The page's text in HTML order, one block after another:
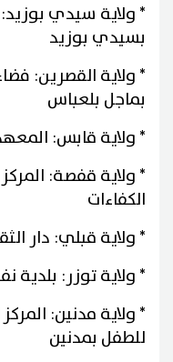
* ولاية سيدي بوزيد:
بسيدي بوزيد
* ولاية القصرين:
بماجل بلعباس
* ولاية قابس:
* ولاية قفصة:
الكفاءات
* ولاية قبلي: دار
* ولاية توزر: بلدية
* ولاية مدنين:
للطفل بمدنين